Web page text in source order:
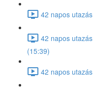
42 napos
42 napos
(15:39)
42 napos